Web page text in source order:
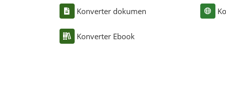
Konverter dokumen
Konverter Ebook